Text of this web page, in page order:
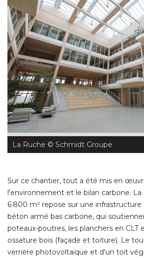
La Ruche © Schmidt Groupe
Sur ce chantier, tout a été mis en
l'environnement et le bilan carbone.
6.800 m² repose sur une
béton armé bas carbone, qui
poteaux-poutres, les planchers en CLT
ossature bois (façade et toiture). Le
verrière photovoltaïque et d'un toit